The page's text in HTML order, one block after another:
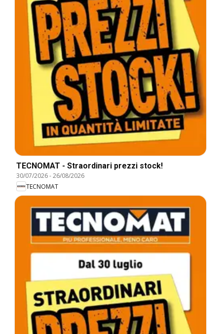
TECNOMAT - Straordinari prezzi stock!
30/07/2026-26/08/2026
TECNOMAT